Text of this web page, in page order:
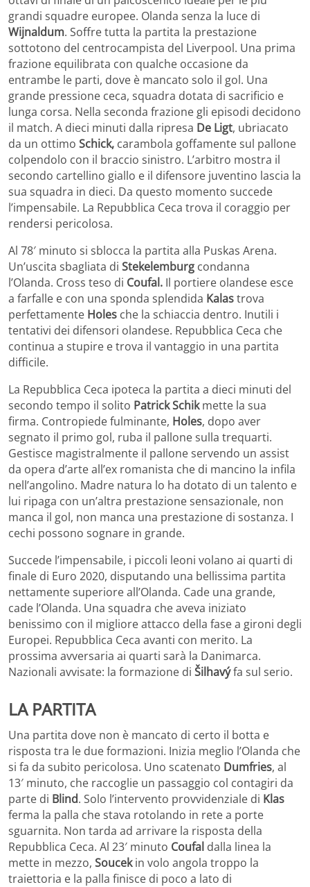
grandi squadre europee. Olanda senza la luce di
Wijnaldum. Soffre tutta la partita la prestazione
sottotono del centrocampista del Liverpool. Una prima
frazione equilibrata con qualche occasione da
entrambe le parti, dove è mancato solo il gol. Una
grande pressione ceca, squadra dotata di sacrificio e
lunga corsa. Nella seconda frazione gli episodi decidono
il match. A dieci minuti dalla ripresa De Ligt, ubriacato
da un ottimo Schick, carambola goffamente sul pallone
colpendolo con il braccio sinistro. L’arbitro mostra il
secondo cartellino giallo e il difensore juventino lascia la
sua squadra in dieci. Da questo momento succede
l’impensabile. La Repubblica Ceca trova il coraggio per
rendersi pericolosa.
Al 78′ minuto si sblocca la partita alla Puskas Arena.
Un’uscita sbagliata di Stekelemburg condanna
l’Olanda. Cross teso di Coufal. Il portiere olandese esce
a farfalle e con una sponda splendida Kalastrova
perfettamente Holes che la schiaccia dentro. Inutili i
tentativi dei difensori olandese. Repubblica Ceca che
continua a stupire e trova il vantaggio in una partita
difficile.
La Repubblica Ceca ipoteca la partita a dieci minuti del
secondo tempo il solito Patrick Schikmette la sua
firma. Contropiede fulminante, Holes, dopo aver
segnato il primo gol, ruba il pallone sulla trequarti.
Gestisce magistralmente il pallone servendo un assist
da opera d’arte all’ex romanista che di mancino la infila
nell’angolino. Madre natura lo ha dotato di un talento e
lui ripaga con un’altra prestazione sensazionale, non
manca il gol, non manca una prestazione di sostanza. I
cechi possono sognare in grande.
Succede l’impensabile, i piccoli leoni volano ai quarti di
finale di Euro 2020, disputando una bellissima partita
nettamente superiore all’Olanda. Cade una grande,
cade l’Olanda. Una squadra che aveva iniziato
benissimo con il migliore attacco della fase a gironi degli
Europei. Repubblica Ceca avanti con merito. La
prossima avversaria ai quarti sarà la Danimarca.
Nazionali avvisate: la formazione di Šilhavýfa sul serio.
LA PARTITA
Una partita dove non è mancato di certo il botta e
risposta tra le due formazioni. Inizia meglio l’Olanda che
si fa da subito pericolosa. Uno scatenato Dumfries, al
13′ minuto, che raccoglie un passaggio col contagiri da
parte di Blind. Solo l’intervento provvidenziale di Klas
ferma la palla che stava rotolando in rete a porte
sguarnita. Non tarda ad arrivare la risposta della
Repubblica Ceca. Al 23′ minuto Coufal dalla linea la
mette in mezzo, Soucekin volo angola troppo la
traiettoria e la palla finisce di poco a lato di